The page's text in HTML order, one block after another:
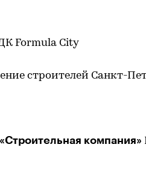
Formula City
строителей Санкт-
компания»